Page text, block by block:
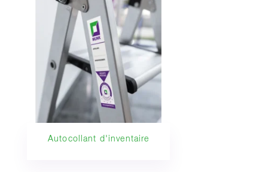
Autocollant d'inventaire